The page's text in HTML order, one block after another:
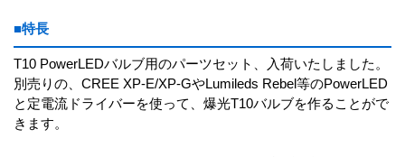
■特長
T10 PowerLEDバルブ用のパーツセット、入荷いたしました。
別売りの、CREE XP-E/XP-GやLumileds Rebel等のPowerLED
と定電流ドライバーを使って、爆光T10バルブを作ることがで
きます。